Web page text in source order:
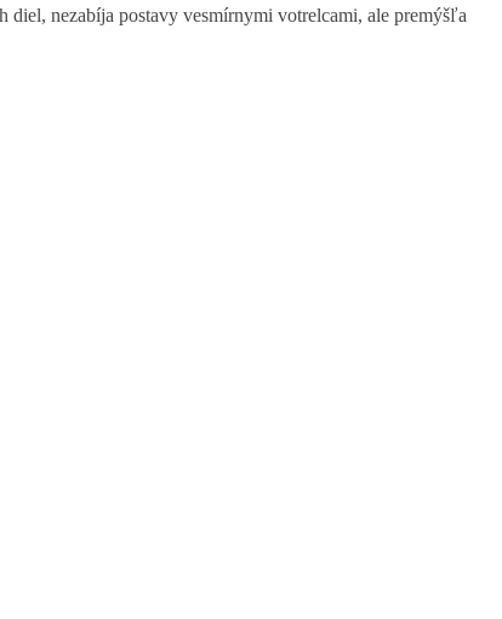
nezabíja postavy vesmírnymi votrelcami, ale premýšľa